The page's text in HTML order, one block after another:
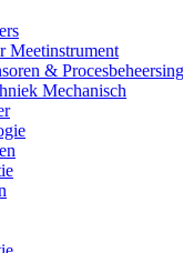
Meetinstrument
& Procesbeheersing
Mechanisch